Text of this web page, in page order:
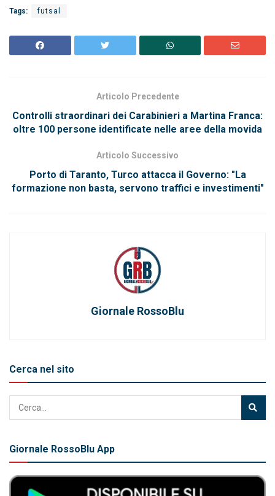
Tags: futsal
Articolo Precedente
Controlli straordinari dei Carabinieri a Martina Franca:
oltre 100 persone identificate nelle aree della movida
Articolo Successivo
Porto di Taranto, Turco attacca il Governo: "La
formazione non basta, servono traffici e investimenti"
Giornale RossoBlu
Cerca nel sito
Giornale RossoBlu App